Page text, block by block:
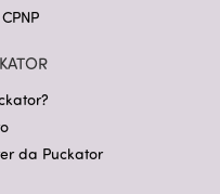
da Puckator